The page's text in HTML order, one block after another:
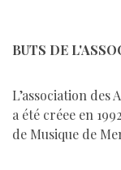
BUTS DE
L’association des
a été créee en
de Musique de